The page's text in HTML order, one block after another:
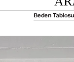
Beden Tablosu